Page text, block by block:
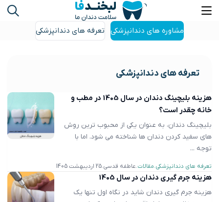
مشاوره های دندانپزشکی تعرفه های دندانپزشکی
تعرفه های دندانپزشکی
هزینه بلیچینگ دندان در سال 1405 در مطب و
خانه چقدر است؟
بلیچینگ دندان، به عنوان یکی از محبوب ترین روش
های سفید کردن دندان ها شناخته می شود. اما با
توجه ...
تعرفه های دندانپزشکی مقالات عاطفه قدسی 25 اردیبهشت 1405
هزینه جرم گیری دندان در سال 1405
هزینه جرم‌ گیری دندان شاید در نگاه اول تنها یک